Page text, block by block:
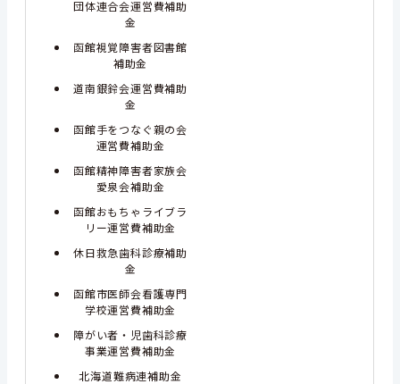
団体連合会運営費補助
金
函館視覚障害者図書館
補助金
道南銀鈴会運営費補助
金
函館手をつなぐ親の会
運営費補助金
函館精神障害者家族会
愛泉会補助金
函館おもちゃライブラ
リー運営費補助金
休日救急歯科診療補助
金
函館市医師会看護専門
学校運営費補助金
障がい者・児歯科診療
事業運営費補助金
北海道難病連補助金